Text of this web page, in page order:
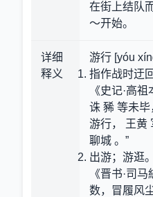
在街上结队
～开始。
详细
释义
游行 [yóu
指作战时迂
《史记·高
诛 豨 等未毕
游行， 王黄
聊城 。”
出游；游逛。
《晋书·司
数，冒履风